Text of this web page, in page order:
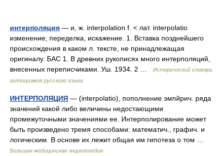
интерполяция — и, ж. interpolation f. < лат. interpolatio
изменение; переделка, искажение. 1. Вставка позднейшего
происхождения в каком л. тексте, не принадлежащая
оригиналу. БАС 1. В древних рукописях много интерполяций,
внесенных переписчиками. Уш. 1934. 2 …
Исторический словарь
галлицизмов русского языка
ИНТЕРПОЛЯЦИЯ — (interpolatio), пополнение эмпйрич. ряда
значений какой либо величины недостающими
промежуточными значениями ее. Интерполирование может
быть произведено тремя способами: математич., графич. и
логическим. В основе их лежит общая им гипотеза о том …
Большая медицинская энциклопедия